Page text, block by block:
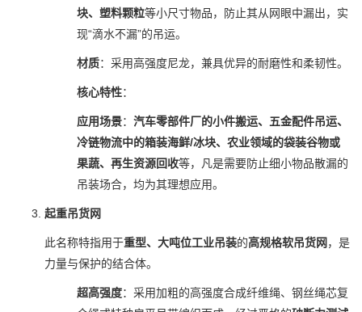
块、塑料颗粒等小尺寸物品，防止其从网眼中漏出，实
现“滴水不漏”的吊运。
材质：采用高强度尼龙，兼具优异的耐磨性和柔韧性。
核心特性：
应用场景： 汽车零部件厂的小件搬运、五金配件吊运、
冷链物流中的箱装海鲜/冰块、农业领域的袋装谷物或
果蔬、再生资源回收等，凡是需要防止细小物品散漏的
吊装场合，均为其理想应用。
起重吊货网
此名称特指用于重型、大吨位工业吊装的高规格软吊货网 ，是
力量与保护的结合体。
超高强度：采用加粗的高强度合成纤维绳、钢丝绳芯复